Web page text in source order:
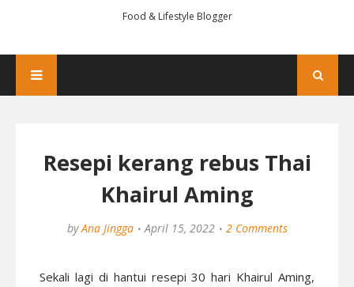
Food & Lifestyle Blogger
Resepi kerang rebus Thai
Khairul Aming
by Ana Jingga April 15, 2022 2 Comments
Sekali lagi di hantui resepi 30 hari Khairul Aming,